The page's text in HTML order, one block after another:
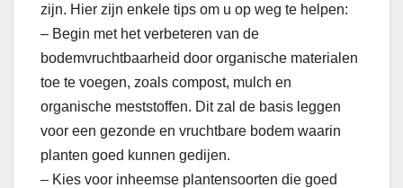
zijn. Hier zijn enkele tips om u op weg te helpen:
– Begin met het verbeteren van de
bodemvruchtbaarheid door organische materialen
toe te voegen, zoals compost, mulch en
organische meststoffen. Dit zal de basis leggen
voor een gezonde en vruchtbare bodem waarin
planten goed kunnen gedijen.
– Kies voor inheemse plantensoorten die goed